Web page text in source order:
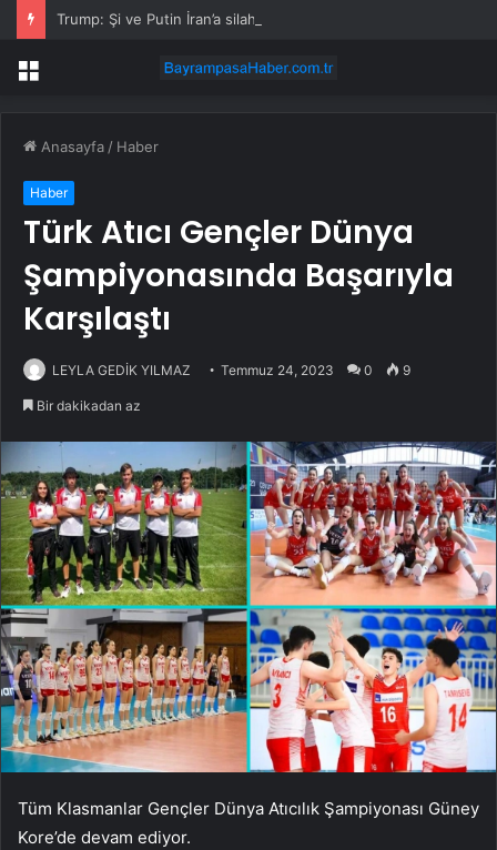
Trump: Şi ve Putin İran’a silah satmayacaklarını söyledi
Menü
Anasayfa / Haber
Haber
Türk Atıcı Gençler Dünya
Şampiyonasında Başarıyla
Karşılaştı
LEYLA GEDİK YILMAZ Temmuz 24, 2023 0 9
Bir dakikadan az
Tüm Klasmanlar Gençler Dünya Atıcılık Şampiyonası Güney
Kore’de devam ediyor.